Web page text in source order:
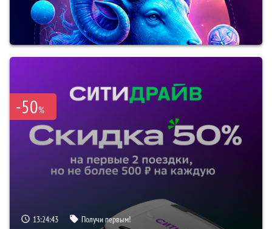
-50%
13:24:42 Получи первым!